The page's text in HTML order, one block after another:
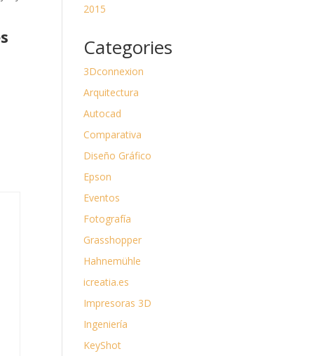
2015
Categories
3Dconnexion
Arquitectura
Autocad
Comparativa
Diseño Gráfico
Epson
Eventos
Fotografía
Grasshopper
Hahnemühle
icreatia.es
Impresoras 3D
Ingeniería
KeyShot